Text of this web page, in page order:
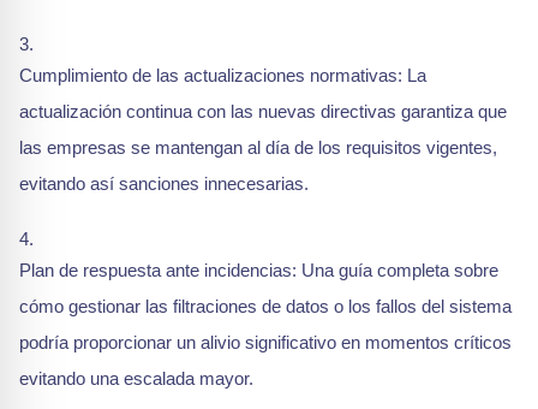
Cumplimiento de las actualizaciones normativas: La
actualización continua con las nuevas directivas garantiza que
las empresas se mantengan al día de los requisitos vigentes,
evitando así sanciones innecesarias.
Plan de respuesta ante incidencias: Una guía completa sobre
cómo gestionar las filtraciones de datos o los fallos del sistema
podría proporcionar un alivio significativo en momentos críticos
evitando una escalada mayor.